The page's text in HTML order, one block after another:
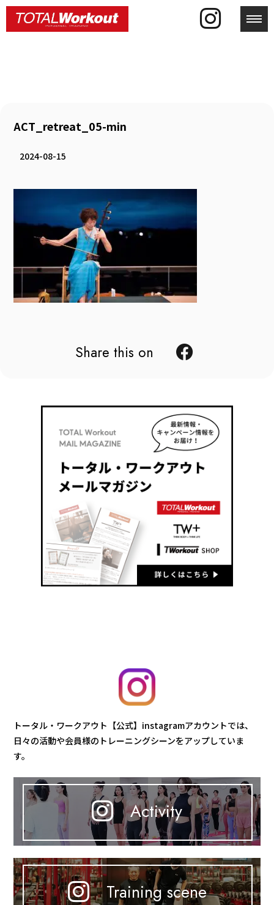
ACT_retreat_05-min
2024-08-15
Share this on
トータル・ワークアウト【公式】instagramアカウントでは、
日々の活動や会員様のトレーニングシーンをアップしていま
す。
Activity
Training scene